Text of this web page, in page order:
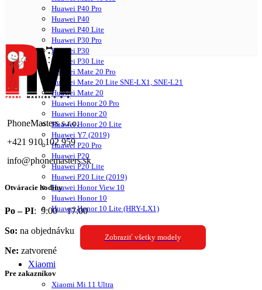
Huawei P40 Pro
Huawei P40
Huawei P40 Lite
Huawei P30 Pro
Huawei P30
Huawei P30 Lite
Huawei Mate 20 Pro
Huawei Mate 20 Lite SNE-LX1, SNE-L21
Huawei Mate 20
Huawei Honor 20 Pro
Huawei Honor 20
Huawei Honor 20 Lite
Huawei Y7 (2019)
Huawei P20 Pro
Huawei P20
Huawei P20 Lite
Huawei P20 Lite (2019)
Huawei Honor View 10
Huawei Honor 10
Huawei Honor 10 Lite (HRY-LX1)
Zobraziť všetky modely
Xiaomi
Xiaomi Mi 11 Ultra
PhoneMasters s.r.o.
+421 910 102 959
info@phonemasters.sk
Otváracie hodiny
Po – PI: 9:00 – 17:00
So: na objednávku
Ne: zatvorené
Pre zakazníkov